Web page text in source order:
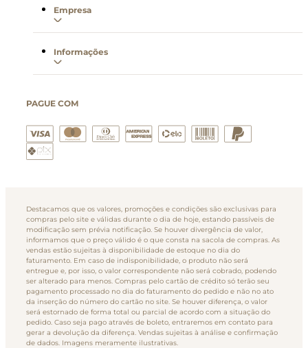
Empresa
Informações
PAGUE COM
Destacamos que os valores, promoções e condições são exclusivas para
compras pelo site e válidas durante o dia de hoje, estando passíveis de
modificação sem prévia notificação. Se houver divergência de valor,
informamos que o preço válido é o que consta na sacola de compras. As
vendas estão sujeitas à disponibilidade de estoque no dia do
faturamento. Em caso de indisponibilidade, o produto não será
entregue e, por isso, o valor correspondente não será cobrado, podendo
ser alterado para menos. Compras pelo cartão de crédito só terão seu
pagamento processado no dia do faturamento do pedido e não no ato
da inserção do número do cartão no site. Se houver diferença, o valor
será estornado de forma total ou parcial de acordo com a situação do
pedido. Caso seja pago através de boleto, entraremos em contato para
gerar a devolução da diferença. Vendas sujeitas à análise e confirmação
de dados. Imagens meramente ilustrativas.